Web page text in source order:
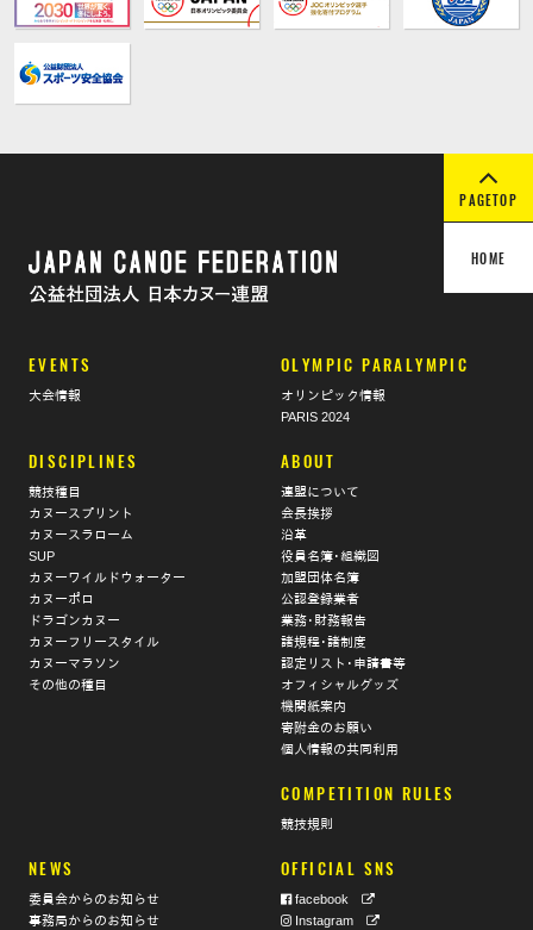
PAGETOP
HOME
EVENTS OLYMPIC PARALYMPIC
大会情報
オリンピック情報
PARIS 2024
DISCIPLINES ABOUT
競技種目
連盟について
カヌースプリント
会長挨拶
カヌースラローム
沿革
SUP
役員名簿･組織図
カヌーワイルドウォーター
加盟団体名簿
カヌーポロ
公認登録業者
ドラゴンカヌー
業務･財務報告
カヌーフリースタイル
諸規程･諸制度
カヌーマラソン
認定リスト･申請書等
その他の種目
オフィシャルグッズ
機関紙案内
寄附金のお願い
個人情報の共同利用
COMPETITION RULES
競技規則
NEWS OFFICIAL SNS
委員会からのお知らせ
facebook
事務局からのお知らせ
Instagram